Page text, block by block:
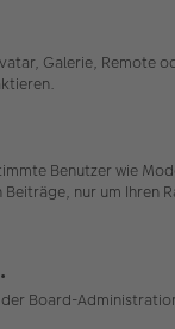
Galerie,
Benutzer wie
nur um Ihren
Board-